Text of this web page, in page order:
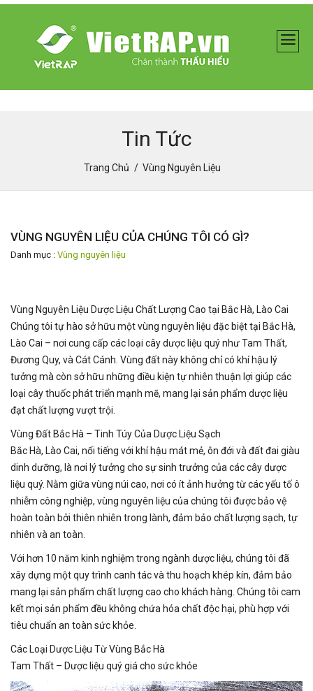
Tin Tức
Trang Chủ Vùng Nguyên Liệu
VÙNG NGUYÊN LIỆU CỦA CHÚNG TÔI CÓ GÌ?
Danh mục : Vùng nguyên liệu
Vùng Nguyên Liệu Dược Liệu Chất Lượng Cao tại Bắc Hà, Lào Cai
Chúng tôi tự hào sở hữu một vùng nguyên liệu đặc biệt tại Bắc Hà,
Lào Cai – nơi cung cấp các loại cây dược liệu quý như Tam Thất,
Đương Quy, và Cát Cánh. Vùng đất này không chỉ có khí hậu lý
tưởng mà còn sở hữu những điều kiện tự nhiên thuận lợi giúp các
loại cây thuốc phát triển mạnh mẽ, mang lại sản phẩm dược liệu
đạt chất lượng vượt trội.
Vùng Đất Bắc Hà – Tinh Túy Của Dược Liệu Sạch
Bắc Hà, Lào Cai, nổi tiếng với khí hậu mát mẻ, ôn đới và đất đai giàu
dinh dưỡng, là nơi lý tưởng cho sự sinh trưởng của các cây dược
liệu quý. Nằm giữa vùng núi cao, nơi có ít ảnh hưởng từ các yếu tố ô
nhiễm công nghiệp, vùng nguyên liệu của chúng tôi được bảo vệ
hoàn toàn bởi thiên nhiên trong lành, đảm bảo chất lượng sạch, tự
nhiên và an toàn.
Với hơn 10 năm kinh nghiệm trong ngành dược liệu, chúng tôi đã
xây dựng một quy trình canh tác và thu hoạch khép kín, đảm bảo
mang lại sản phẩm chất lượng cao cho khách hàng. Chúng tôi cam
kết mọi sản phẩm đều không chứa hóa chất độc hại, phù hợp với
tiêu chuẩn an toàn sức khỏe.
Các Loại Dược Liệu Từ Vùng Bắc Hà
Tam Thất – Dược liệu quý giá cho sức khỏe